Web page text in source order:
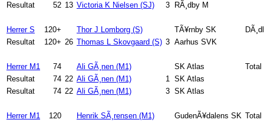
Resultat
52 13 Victoria K Nielsen (SJ) 3 RÃ¸dby M
Herrer S 120+ Thor J Lomborg (S) TÃ¥rnby SK
Resultat
120+ 26 Thomas L Skovgaard (S) 3 Aarhus SVK
Herrer M1 74 Ali GÃ¸nen (M1) SK Atlas
Total
Resultat
74 22 Ali GÃ¸nen (M1) 1 SK Atlas
Resultat
74 22 Ali GÃ¸nen (M1) 3 SK Atlas
Herrer M1 120 Henrik SÃ¸rensen (M1) GudenÃ¥dalens SK Total